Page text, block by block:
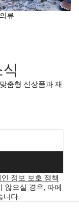
의류
춤형 신상품과 재
인 정보 보호 정책
않으실 경우, 파페
니다.